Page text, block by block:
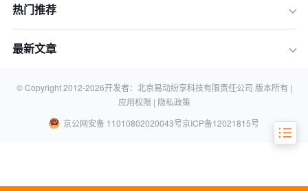
相关知识
热门推荐
最新文章
© Copyright 2012-2026开发者：北京易动纷享科技有限责任公司 版本所有 |
应用权限 | 隐私政策
京公网安备 11010802020043号京ICP备12021815号